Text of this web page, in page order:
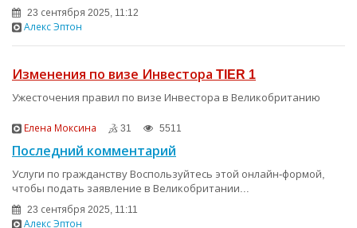
23 сентября 2025, 11:12
Алекс Эптон
Изменения по визе Инвестора TIER 1
Ужесточения правил по визе Инвестора в Великобританию
Елена Моксина 31 5511
Последний комментарий
Услуги по гражданству Воспользуйтесь этой онлайн-формой,
чтобы подать заявление в Великобритании...
23 сентября 2025, 11:11
Алекс Эптон